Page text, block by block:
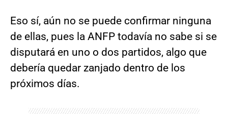
Eso sí, aún no se puede confirmar ninguna
de ellas, pues la ANFP todavía no sabe si se
disputará en uno o dos partidos, algo que
debería quedar zanjado dentro de los
próximos días.